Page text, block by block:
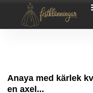
Anaya med kärlek
en axel...